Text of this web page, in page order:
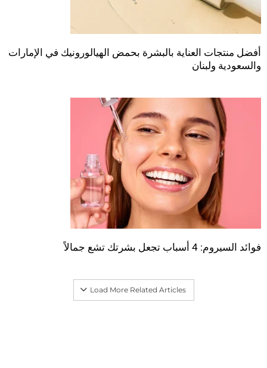
أفضل منتجات العناية بالبشرة بحمض الهيالورونيك في الإمارات
والسعودية ولبنان
فوائد السيروم: 4 أسباب تجعل بشرتك تشع جمالاً
Load More Related Articles